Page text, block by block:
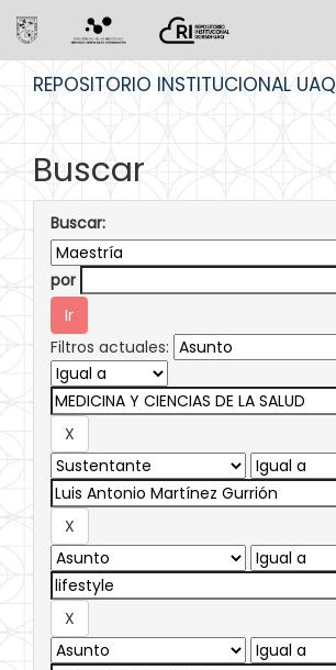
REPOSITORIO INSTITUCIONAL UAQ
Buscar
Buscar:
por
Filtros actuales: